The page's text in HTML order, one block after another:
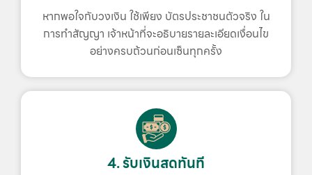
หากพอใจกับวงเงิน ใช้เพียง บัตรประชาชนตัวจริง ใน
การทำสัญญา เจ้าหน้าที่จะอธิบายรายละเอียดเงื่อนไข
อย่างครบถ้วนก่อนเซ็นทุกครั้ง
4. รับเงินสดทันที